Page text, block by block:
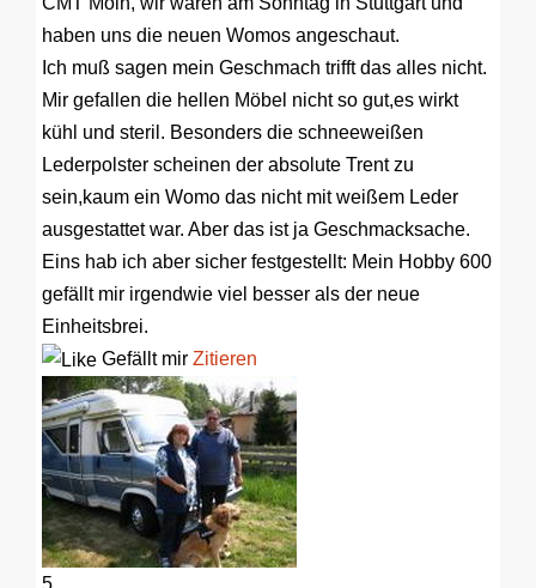
haben uns die neuen Womos angeschaut.
Ich muß sagen mein Geschmach trifft das alles nicht.
Mir gefallen die hellen Möbel nicht so gut,es wirkt
kühl und steril. Besonders die schneeweißen
Lederpolster scheinen der absolute Trent zu
sein,kaum ein Womo das nicht mit weißem Leder
ausgestattet war. Aber das ist ja Geschmacksache.
Eins hab ich aber sicher festgestellt: Mein Hobby 600
gefällt mir irgendwie viel besser als der neue
Einheitsbrei.
Gefällt mir Zitieren